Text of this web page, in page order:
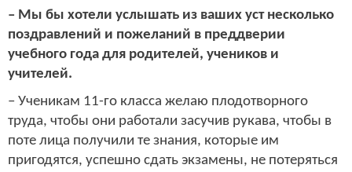
– Мы бы хотели услышать из ваших уст несколько
поздравлений и пожеланий в преддверии
учебного года для родителей, учеников и
учителей.
– Ученикам 11-го класса желаю плодотворного
труда, чтобы они работали засучив рукава, чтобы в
поте лица получили те знания, которые им
пригодятся, успешно сдать экзамены, не потеряться